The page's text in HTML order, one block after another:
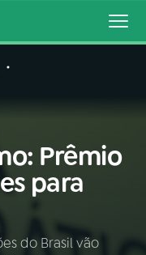
Prêmio
para
do Brasil vão